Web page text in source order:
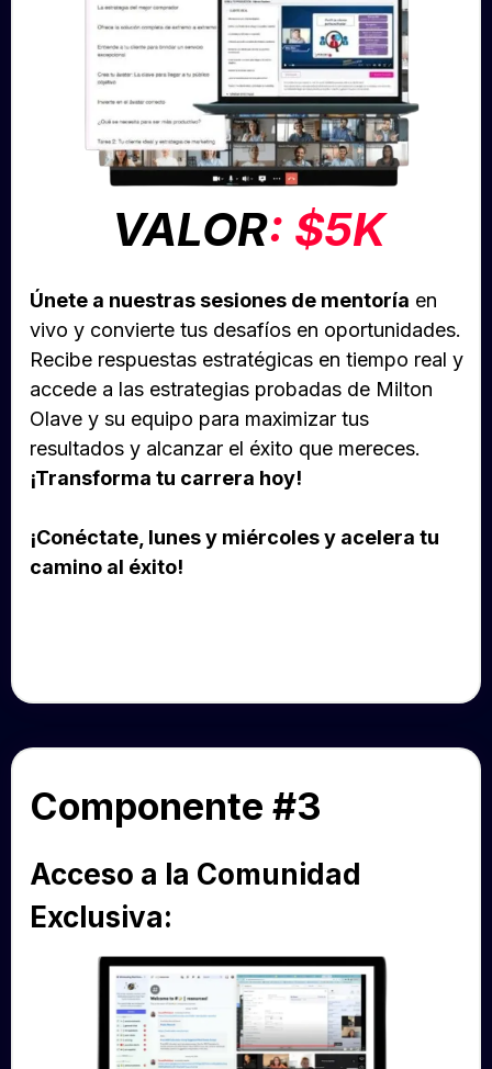
VALOR: $5K
Únete a nuestras sesiones de mentoría en
vivo y convierte tus desafíos en oportunidades.
Recibe respuestas estratégicas en tiempo real y
accede a las estrategias probadas de Milton
Olave y su equipo para maximizar tus
resultados y alcanzar el éxito que mereces.
¡Transforma tu carrera hoy!
¡Conéctate, lunes y miércoles y acelera tu
camino al éxito!
Componente #3
Acceso a la Comunidad
Exclusiva: